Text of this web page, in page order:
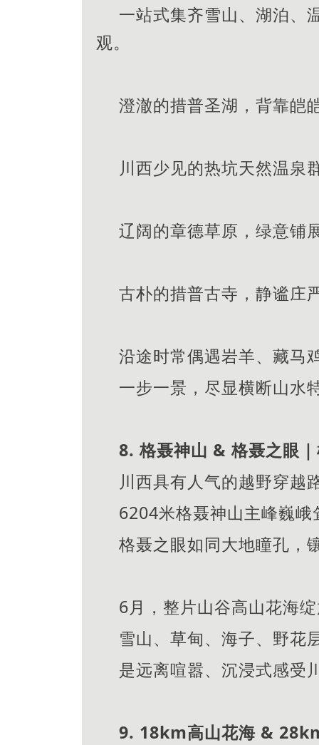
一站式集齐雪山、湖泊、
观。
澄澈的措普圣湖，背靠皑
川西少见的热坑天然温泉
辽阔的章德草原，绿意铺
古朴的措普古寺，静谧庄
沿途时常偶遇岩羊、藏马
一步一景，尽显横断山水
8. 格聂神山 & 格聂之眼
川西具有人气的越野穿越
6204米格聂神山主峰巍
格聂之眼如同大地瞳孔，
6月，整片山谷高山花海
雪山、草甸、海子、野花
是远离喧嚣、沉浸式感受
9. 18km高山花海 &